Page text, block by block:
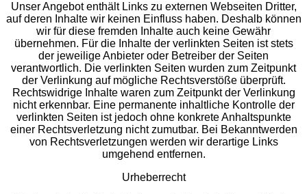
Unser Angebot enthält Links zu externen Webseiten Dritter,
auf deren Inhalte wir keinen Einfluss haben. Deshalb können
wir für diese fremden Inhalte auch keine Gewähr
übernehmen. Für die Inhalte der verlinkten Seiten ist stets
der jeweilige Anbieter oder Betreiber der Seiten
verantwortlich. Die verlinkten Seiten wurden zum Zeitpunkt
der Verlinkung auf mögliche Rechtsverstöße überprüft.
Rechtswidrige Inhalte waren zum Zeitpunkt der Verlinkung
nicht erkennbar. Eine permanente inhaltliche Kontrolle der
verlinkten Seiten ist jedoch ohne konkrete Anhaltspunkte
einer Rechtsverletzung nicht zumutbar. Bei Bekanntwerden
von Rechtsverletzungen werden wir derartige Links
umgehend entfernen.
Urheberrecht